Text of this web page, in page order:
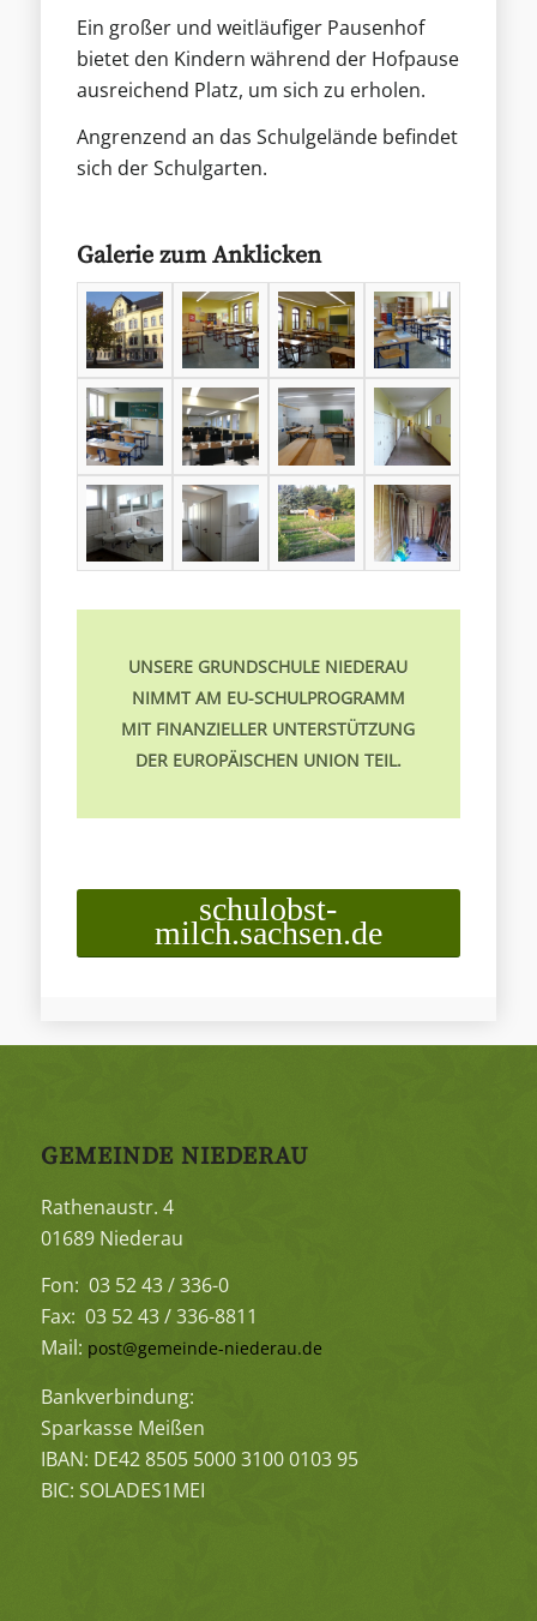
Ein großer und weitläufiger Pausenhof
bietet den Kindern während der Hofpause
ausreichend Platz, um sich zu erholen.
Angrenzend an das Schulgelände befindet
sich der Schulgarten.
Galerie zum Anklicken
UNSERE GRUNDSCHULE NIEDERAU
NIMMT AM EU-SCHULPROGRAMM
MIT FINANZIELLER UNTERSTÜTZUNG
DER EUROPÄISCHEN UNION TEIL.
schulobst-
milch.sachsen.de
GEMEINDE NIEDERAU
Rathenaustr. 4
01689 Niederau
Fon: 03 52 43 / 336-0
Fax: 03 52 43 / 336-8811
Mail: post@gemeinde-niederau.de
Bankverbindung:
Sparkasse Meißen
IBAN: DE42 8505 5000 3100 0103 95
BIC: SOLADES1MEI